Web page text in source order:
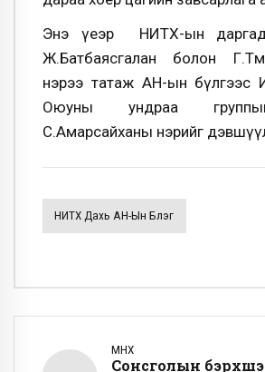
Энэ үеэр НИТХ-ын даргад
Ж.Батбаясгалан болон
нэрээ татаж АН-ын бүлгээс
Оюуны ундраа
С.Амарсайханы нэрийг
НИТХ Дахь АН-Ын Бүлэг
ӨМНӨХ
Сонсголын